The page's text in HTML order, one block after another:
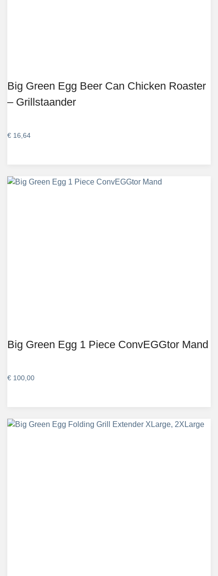
Big Green Egg Beer Can Chicken Roaster
– Grillstaander
€ 16,64
Big Green Egg 1 Piece ConvEGGtor Mand
€ 100,00